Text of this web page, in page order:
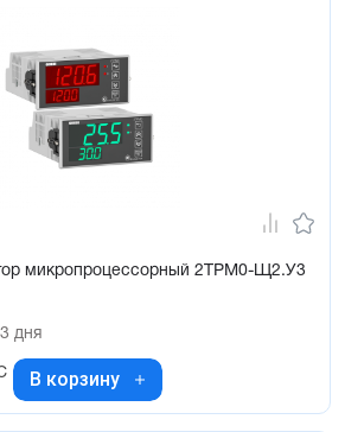
микропроцессорный 2ТРМ0-Щ2.У3
дня
В корзину